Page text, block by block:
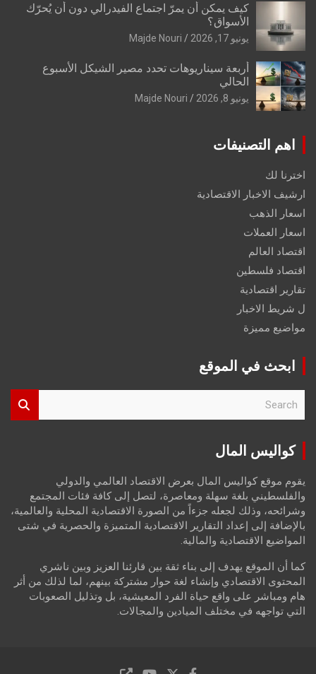
كيف يمكن أن يمرّ اجتماع الفيدرالي دون أن يُحرّك
الأسواق؟
يونيو 17, 2026 Majde Nouri
أربعة سيناريوهات تحدد مصير الشيكل الأسبوع
الحالي
يونيو 8, 2026 Majde Nouri
اهم التصنيفات
اخترنا لك
ارشيف الاخبار الاقتصادية
اسعار الذهب
اسعار العملات
اقتصاد العالم
اقتصاد فلسطين
تقارير اقتصادية
ل شريط الاخبار
مواضيع مميزة
ابحث في الموقع
r
كواليس المال
يقوم موقع كواليس المال بعرض الاقتصاد العالمي والدولي
والفلسطيني بلغة سهلة ومعاصرة، لتصل إلى كافة فئات المجتمع
وشرائحه، وذلك لجعله جزءاً من الصورة الاقتصادية المحلية والعالمية،
بالإضافة إلى إعداد التقارير الاقتصادية المتميزة والحصرية في شتى
المواضيع الاقتصادية والمالية.
كما أن الموقع يهدف إلى بناء ثقة بين قارئنا العزيز وبين ناشري
المحتوى الاقتصادي وإنشاء لغة حوار مشتركة بينهم، لما لذلك من أثر
هام ومباشر على واقع حياة الفرد المعيشية، بل وتذليل الصعوبات
التي تواجهه في مختلف الميادين والمجالات.